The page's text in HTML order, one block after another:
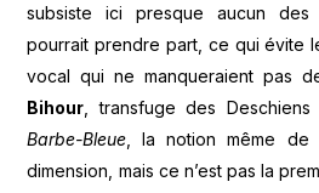
subsiste ici presque aucun des
pourrait prendre part, ce qui évite
vocal qui ne manqueraient pas
Bihour , transfuge des
Barbe-Bleue , la notion même
dimension, mais ce n’est pas la